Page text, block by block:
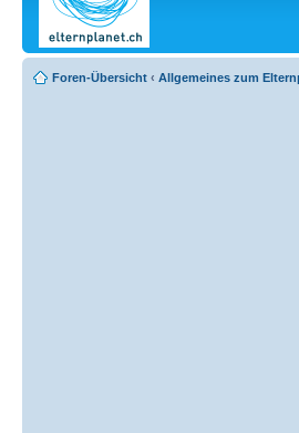
Foren-Übersicht ‹ Allgemeines zum